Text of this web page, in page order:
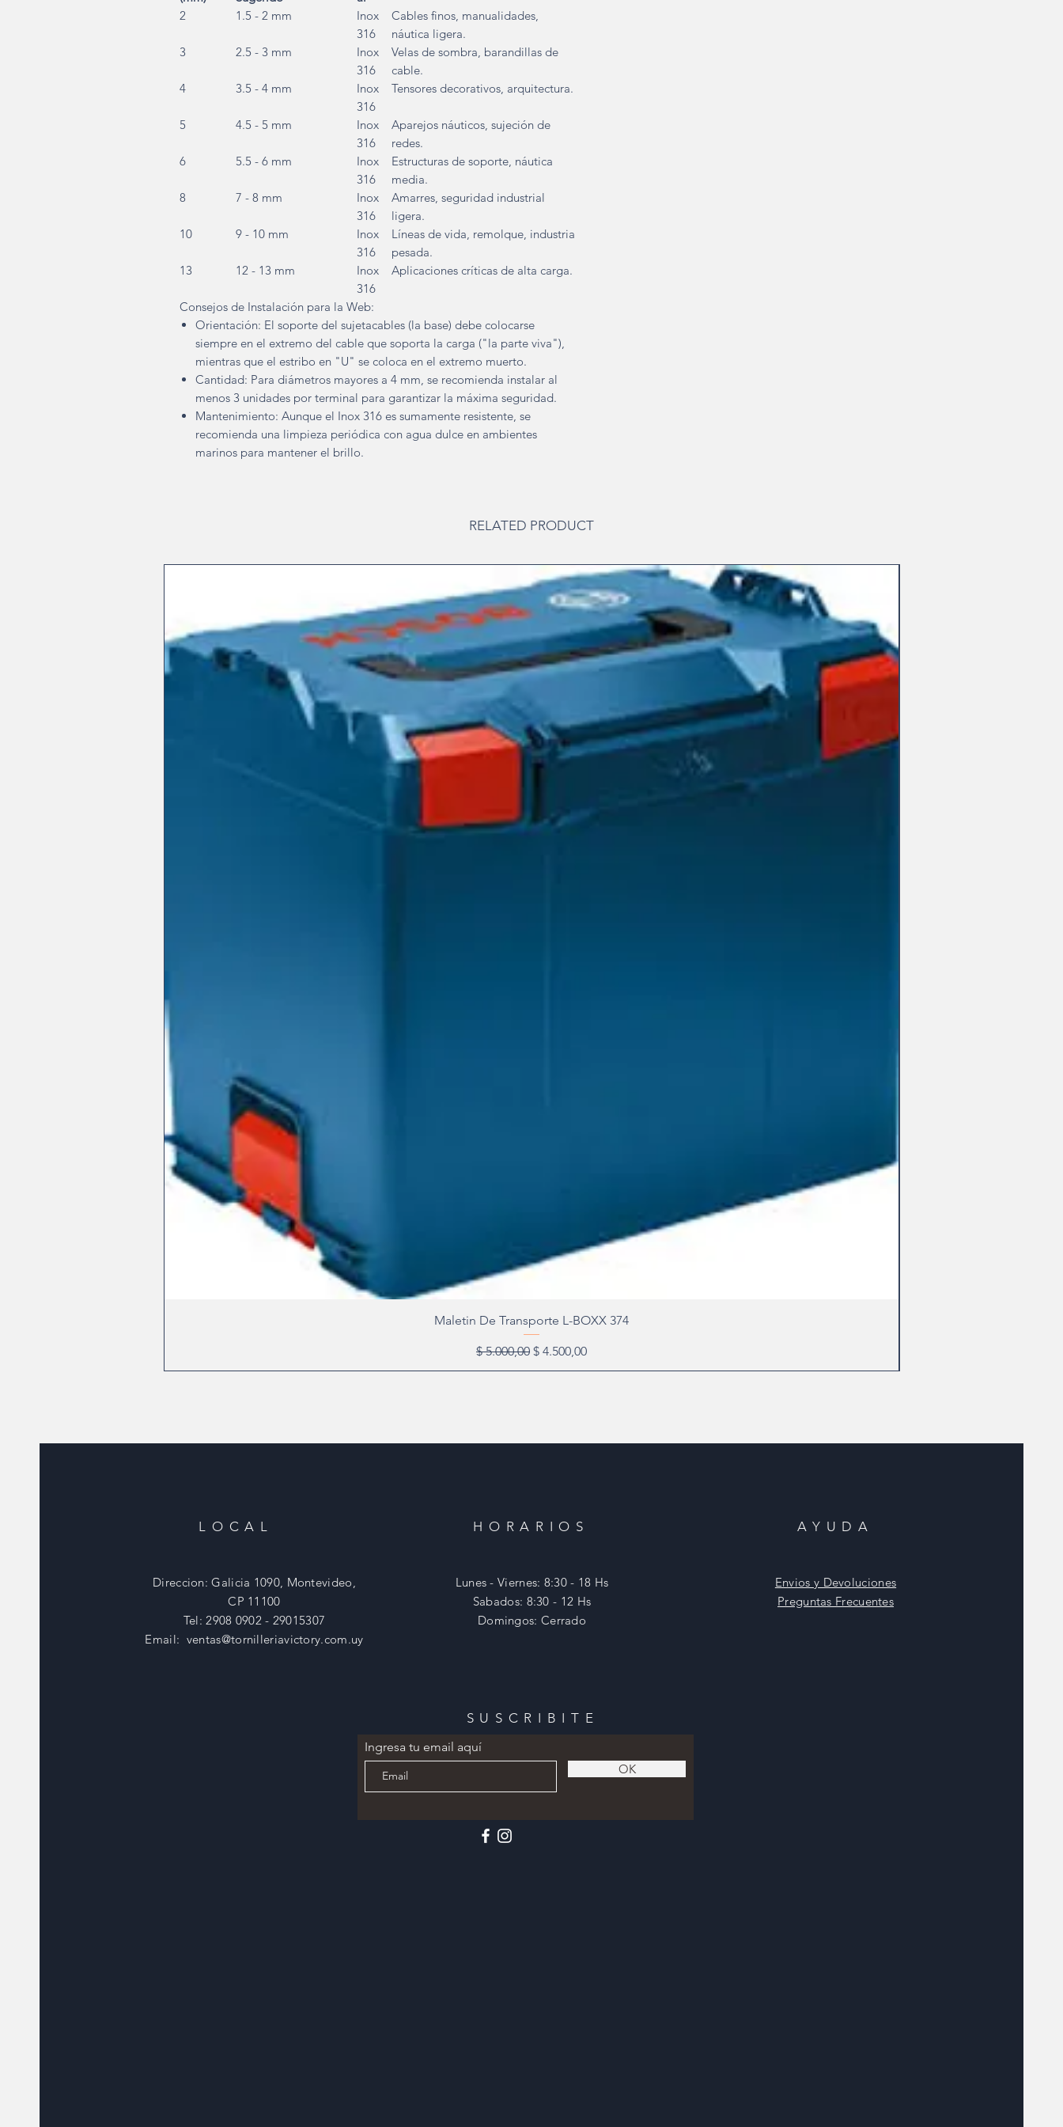
2 1.5 - 2 mm
Inox
316
Cables finos, manualidades,
náutica ligera.
3
2.5 - 3 mm
Inox
316
Velas de sombra, barandillas de
cable.
4
3.5 - 4 mm
Inox
316
Tensores decorativos, arquitectura.
5 4.5 - 5 mm
Inox
316
Aparejos náuticos, sujeción de
redes.
6
5.5 - 6 mm
Inox
316
Estructuras de soporte, náutica
media.
8
7 - 8 mm
Inox
316
Amarres, seguridad industrial
ligera.
10
9 - 10 mm
Inox
316
Líneas de vida, remolque, industria
pesada.
13
12 - 13 mm
Inox
316
Aplicaciones críticas de alta carga.
Consejos de Instalación para la Web:
Orientación: El soporte del sujetacables (la base) debe colocarse
siempre en el extremo del cable que soporta la carga ("la parte viva"),
mientras que el estribo en "U" se coloca en el extremo muerto.
Cantidad: Para diámetros mayores a 4 mm, se recomienda instalar al
menos 3 unidades por terminal para garantizar la máxima seguridad.
Mantenimiento: Aunque el Inox 316 es sumamente resistente, se
recomienda una limpieza periódica con agua dulce en ambientes
marinos para mantener el brillo.
RELATED PRODUCT
Maletin De Transporte L-BOXX 374
Precio
$ 5.000,00 Precio de oferta
$ 4.500,00
LOCAL
Direccion: Galicia 1090, Montevideo,
CP 11100
Tel: 2908 0902 - 29015307
Email: ventas@tornilleriavictory.com.uy
HORARIOS
Lunes - Viernes: 8:30 - 18 Hs
​​Sabados: 8:30 - 12 Hs
​Domingos: Cerrado
AYUDA
Envios y Devoluciones
Preguntas Frecuentes
SUSCRIBITE
Ingresa tu email aquí
OK